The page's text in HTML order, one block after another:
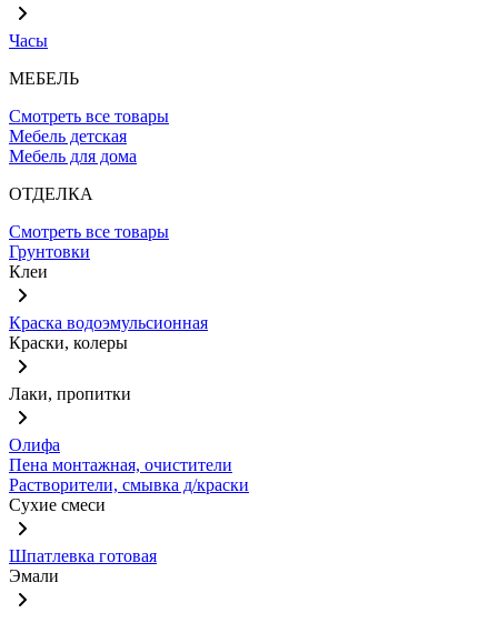
Часы
МЕБЕЛЬ
Смотреть все товары
Мебель детская
Мебель для дома
ОТДЕЛКА
Смотреть все товары
Грунтовки
Клеи
Краска водоэмульсионная
Краски, колеры
Лаки, пропитки
Олифа
Пена монтажная, очистители
Растворители, смывка д/краски
Сухие смеси
Шпатлевка готовая
Эмали